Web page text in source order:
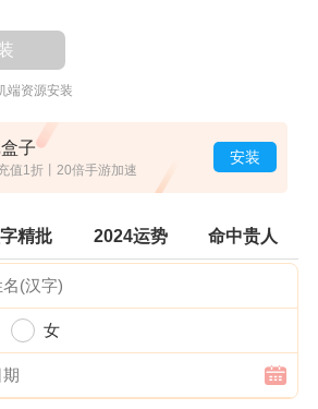
端资源安装
子
值1折丨20倍手游加速
安装
精批 2024运势 命中贵人
女